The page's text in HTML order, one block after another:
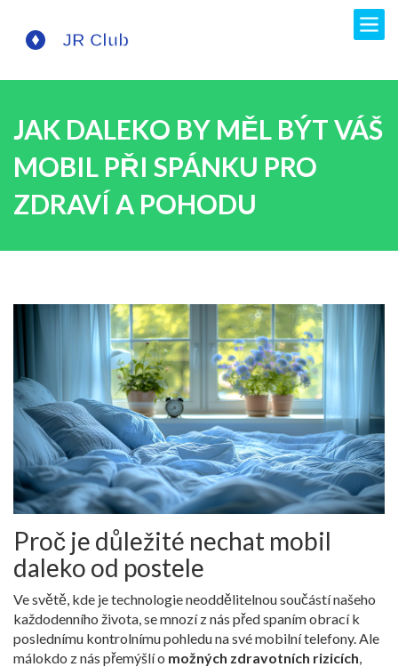
JAK DALEKO BY MĚL BÝT VÁŠ
MOBIL PŘI SPÁNKU PRO
ZDRAVÍ A POHODU
Proč je důležité nechat mobil
daleko od postele
Ve světě, kde je technologie neoddělitelnou součástí našeho
každodenního života, se mnozí z nás před spaním obrací k
poslednímu kontrolnímu pohledu na své mobilní telefony. Ale
málokdo z nás přemýšlí o možných zdravotních rizicích